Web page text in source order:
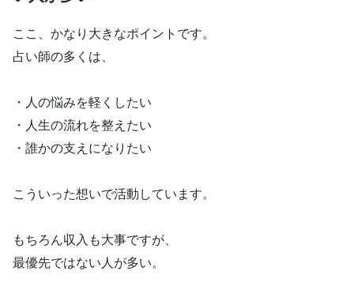
ここ、かなり大きなポイントです。
占い師の多くは、
・人の悩みを軽くしたい
・人生の流れを整えたい
・誰かの支えになりたい
こういった想いで活動しています。
もちろん収入も大事ですが、
最優先ではない人が多い。